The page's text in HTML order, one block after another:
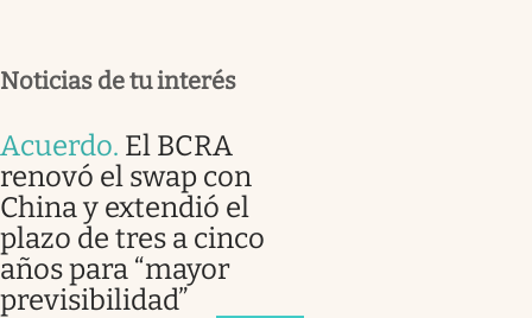
Noticias de tu interés
Acuerdo. El BCRA
renovó el swap con
China y extendió el
plazo de tres a cinco
años para “mayor
previsibilidad”